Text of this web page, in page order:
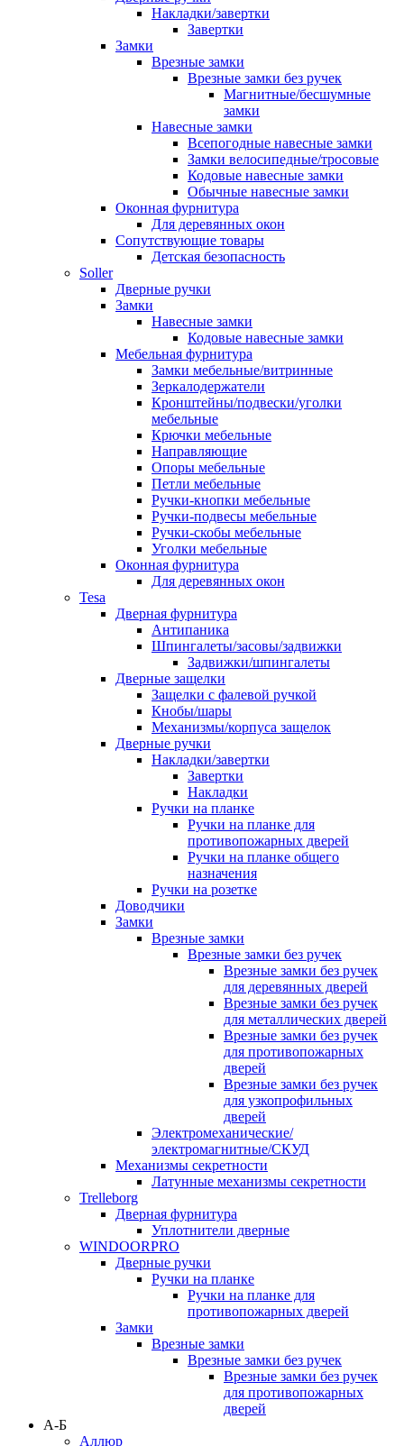
Накладки/завертки
Завертки
Замки
Врезные замки
Врезные замки без ручек
Магнитные/бесшумные
замки
Навесные замки
Всепогодные навесные замки
Замки велосипедные/тросовые
Кодовые навесные замки
Обычные навесные замки
Оконная фурнитура
Для деревянных окон
Сопутствующие товары
Детская безопасность
Soller
Дверные ручки
Замки
Навесные замки
Кодовые навесные замки
Мебельная фурнитура
Замки мебельные/витринные
Зеркалодержатели
Кронштейны/подвески/уголки
мебельные
Крючки мебельные
Направляющие
Опоры мебельные
Петли мебельные
Ручки-кнопки мебельные
Ручки-подвесы мебельные
Ручки-скобы мебельные
Уголки мебельные
Оконная фурнитура
Для деревянных окон
Tesa
Дверная фурнитура
Антипаника
Шпингалеты/засовы/задвижки
Задвижки/шпингалеты
Дверные защелки
Защелки с фалевой ручкой
Кнобы/шары
Механизмы/корпуса защелок
Дверные ручки
Накладки/завертки
Завертки
Накладки
Ручки на планке
Ручки на планке для
противопожарных дверей
Ручки на планке общего
назначения
Ручки на розетке
Доводчики
Замки
Врезные замки
Врезные замки без ручек
Врезные замки без ручек
для деревянных дверей
Врезные замки без ручек
для металлических дверей
Врезные замки без ручек
для противопожарных
дверей
Врезные замки без ручек
для узкопрофильных
дверей
Электромеханические/
электромагнитные/СКУД
Механизмы секретности
Латунные механизмы секретности
Trelleborg
Дверная фурнитура
Уплотнители дверные
WINDOORPRO
Дверные ручки
Ручки на планке
Ручки на планке для
противопожарных дверей
Замки
Врезные замки
Врезные замки без ручек
Врезные замки без ручек
для противопожарных
дверей
А-Б
Аллюр